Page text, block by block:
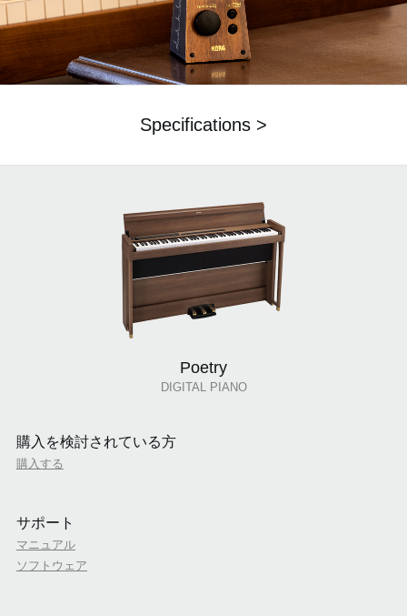
Specifications >
Poetry
DIGITAL PIANO
購入を検討されている方
購入する
サポート
マニュアル
ソフトウェア